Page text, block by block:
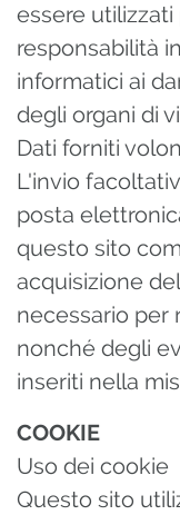
essere
responsabilità
informatici ai
degli organi di
Dati forniti
L'invio
posta
questo sito
acquisizione
necessario per
nonché degli
inseriti nella
COOKIE
Uso dei cookie
Questo sito